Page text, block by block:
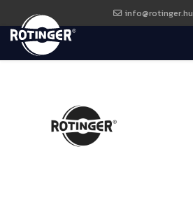
info@rotinger.hu